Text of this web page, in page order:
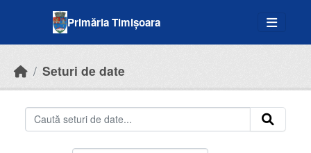
Primăria Timișoara
Seturi de date